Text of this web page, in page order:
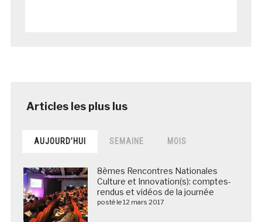
AUJOURD’HUI SEMAINE MOIS
8èmes Rencontres Nationales
Culture et Innovation(s): comptes-
rendus et vidéos de la journée
posté le 12 mars 2017